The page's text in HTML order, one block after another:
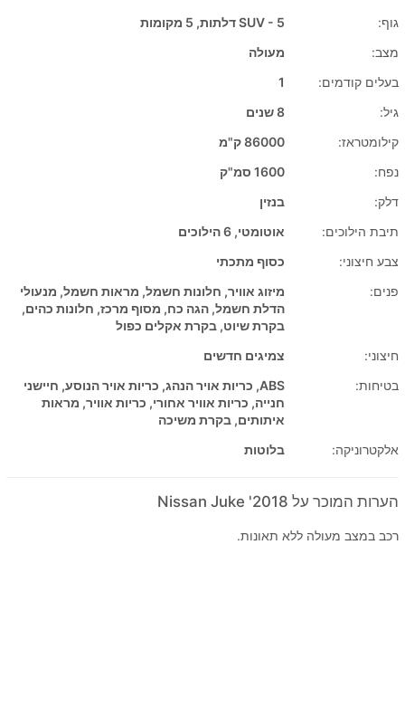
גוף:
SUV - 5 דלתות, 5 מקומות
מצב:
מעולה
בעלים קודמים:
1
גיל:
8 שנים
קילומטראז:
86000 ק"מ
נפח:
1600 סמ"ק
דלק:
בנזין
תיבת הילוכים:
אוטומטי, 6 הילוכים
צבע חיצוני:
כסוף מתכתי
פנים:
מיזוג אוויר, חלונות חשמל, מראות חשמל, מנעולי
הדלת חשמל, הגה כח, מסוף מרכז, חלונות כהים,
בקרת שיוט, בקרת אקלים כפול
חיצוני:
צמיגים חדשים
בטיחות:
ABS, כריות אויר הנהג, כריות אויר הנוסע, חיישני
חנייה, כריות אוויר אחורי, כריות אוויר, מראות
איתותים, בקרת משיכה
אלקטרוניקה:
בלוטות
הערות המוכר על 2018' Nissan Juke
רכב במצב מעולה ללא תאונות.